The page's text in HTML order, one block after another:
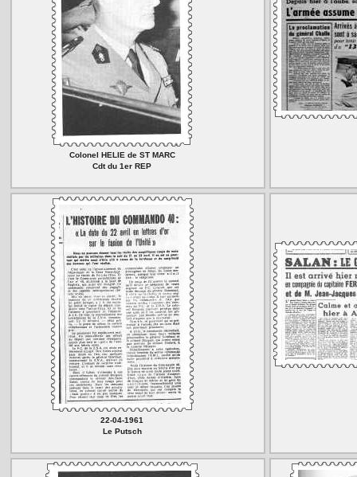
Colonel HELIE de ST MARC
Cdt du 1er REP
22-04-1961
Le Putsch